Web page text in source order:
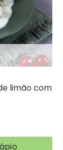
limão com